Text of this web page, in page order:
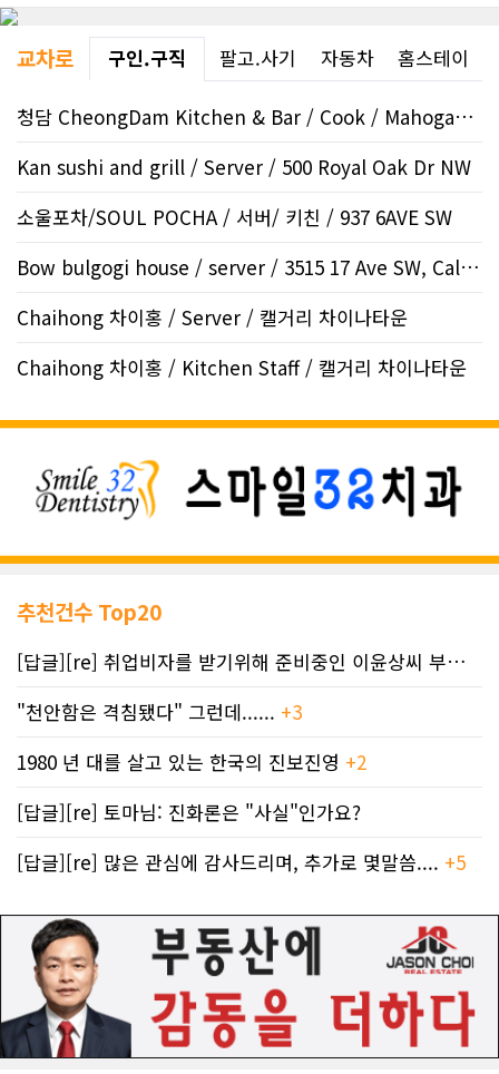
교차로 구인.구직 팔고.사기 자동차 홈스테이
청담 CheongDam Kitchen & Bar / Cook / Mahogany SE
Kan sushi and grill / Server / 500 Royal Oak Dr NW
소울포차/SOUL POCHA / 서버/ 키친 / 937 6AVE SW
Bow bulgogi house / server / 3515 17 Ave SW, Calgar..
Chaihong 차이홍 / Server / 캘거리 차이나타운
Chaihong 차이홍 / Kitchen Staff / 캘거리 차이나타운
추천건수 Top20
[답글][re] 취업비자를 받기위해 준비중인 이윤상씨 부부께 드리는 편지
"천안함은 격침됐다" 그런데...... +3
1980 년 대를 살고 있는 한국의 진보진영 +2
[답글][re] 토마님: 진화론은 "사실"인가요?
[답글][re] 많은 관심에 감사드리며, 추가로 몇말씀.... +5